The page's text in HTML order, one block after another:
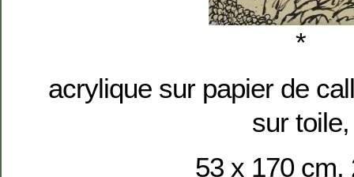
*
acrylique sur papier de
sur toile,
53 x 170 cm,